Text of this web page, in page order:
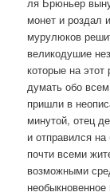
монет и роздал
мурулюков
великодушие
которые на
думать обо
пришли в
минутой, отец
и отправился
почти всеми
возможными